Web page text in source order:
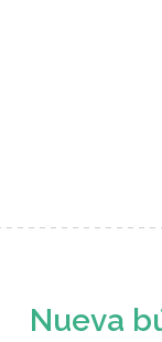
Nueva